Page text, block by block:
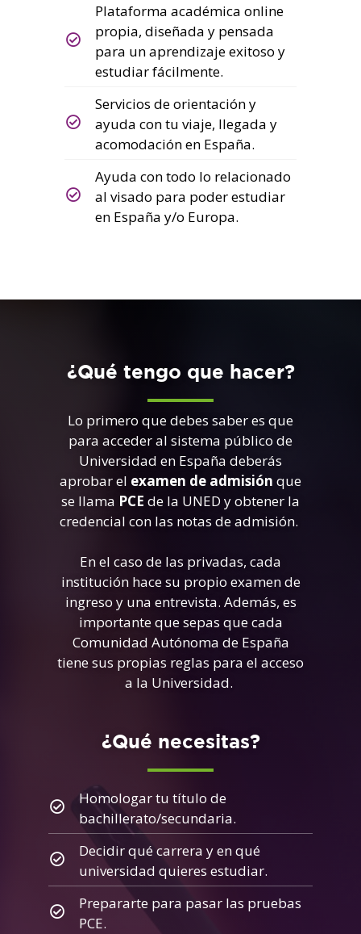
Plataforma académica online
propia, diseñada y pensada
para un aprendizaje exitoso y
estudiar fácilmente.
Servicios de orientación y
ayuda con tu viaje, llegada y
acomodación en España.
Ayuda con todo lo relacionado
al visado para poder estudiar
en España y/o Europa.
¿Qué tengo que hacer?
Lo primero que debes saber es que
para acceder al sistema público de
Universidad en España deberás
aprobar el examen de admisión que
se llama PCE de la UNED y obtener la
credencial con las notas de admisión.
En el caso de las privadas, cada
institución hace su propio examen de
ingreso y una entrevista. Además, es
importante que sepas que cada
Comunidad Autónoma de España
tiene sus propias reglas para el acceso
a la Universidad.
¿Qué necesitas?
Homologar tu título de
bachillerato/secundaria.
Decidir qué carrera y en qué
universidad quieres estudiar.
Prepararte para pasar las pruebas
PCE.